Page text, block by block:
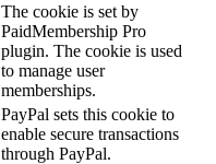
The cookie is set by
PaidMembership Pro
plugin. The cookie is used
to manage user
memberships.
PayPal sets this cookie to
enable secure transactions
through PayPal.